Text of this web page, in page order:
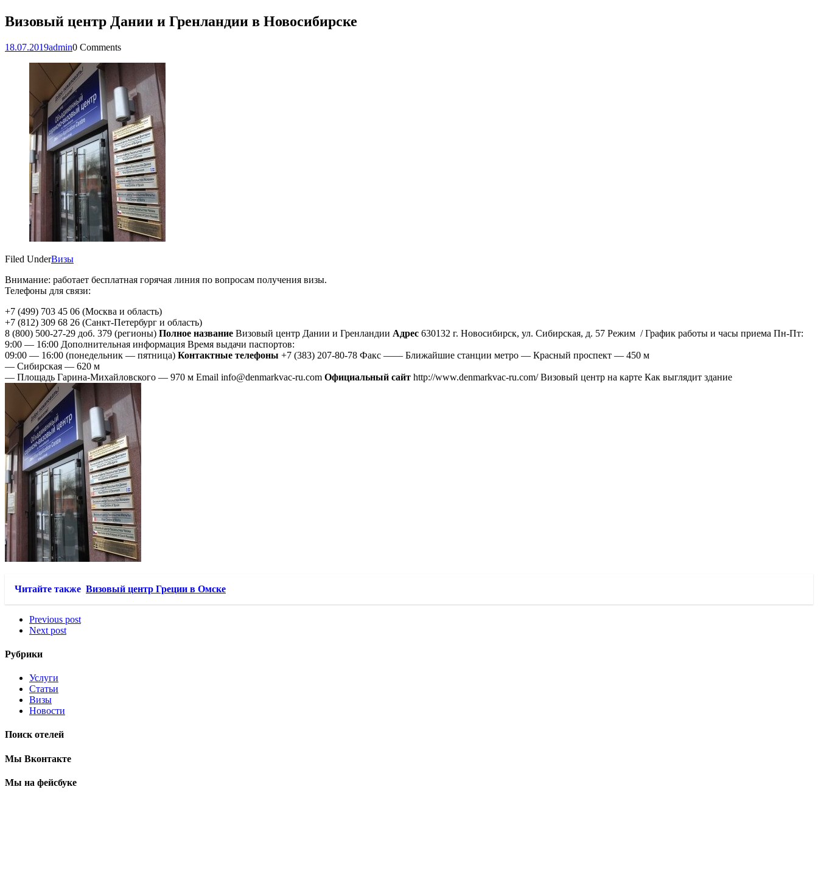
Визовый центр Дании и Гренландии в Новосибирске
18.07.2019admin0 Comments
Filed UnderВизы
Внимание: работает бесплатная горячая линия по вопросам получения визы.
Телефоны для связи:
+7 (499) 703 45 06 (Москва и область)
+7 (812) 309 68 26 (Санкт-Петербург и область)
8 (800) 500-27-29 доб. 379 (регионы) Полное название Визовый центр Дании и Гренландии Адрес 630132 г. Новосибирск, ул. Сибирская, д. 57 Режим / График работы и часы приема Пн-Пт:
9:00 — 16:00 Дополнительная информация Время выдачи паспортов:
09:00 — 16:00 (понедельник — пятница) Контактные телефоны +7 (383) 207-80-78 Факс —— Ближайшие станции метро — Красный проспект — 450 м
— Сибирская — 620 м
— Площадь Гарина-Михайловского — 970 м Email info@denmarkvac-ru.com Официальный сайт http://www.denmarkvac-ru.com/ Визовый центр на карте Как выглядит здание
Читайте также Визовый центр Греции в Омске
Previous post
Next post
Рубрики
Услуги
Статьи
Визы
Новости
Поиск отелей
Мы Вконтакте
Мы на фейсбуке